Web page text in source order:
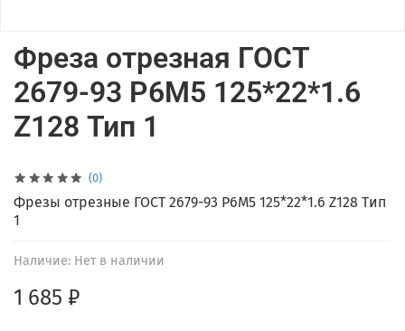
(0)
Наличие: Нет в наличии
Фреза отрезная ГОСТ
2679-93 Р6М5 125*22*1.6
Z128 Тип 1
1 685 ₽
Фрезы отрезные ГОСТ 2679-93 Р6М5 125*22*1.6 Z128 Тип
1